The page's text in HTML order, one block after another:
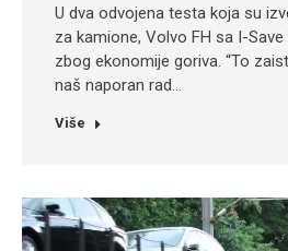
U dva odvojena testa koja su
za kamione, Volvo FH sa I-
zbog ekonomije goriva. “To
naš naporan rad…
Više